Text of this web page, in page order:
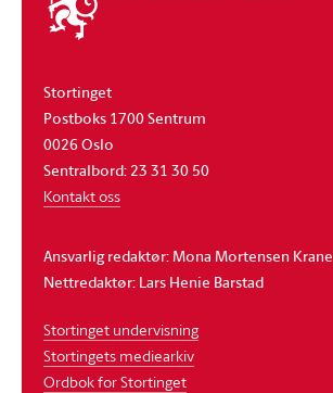
stortinget
Stortinget
Postboks 1700 Sentrum
0026 Oslo
Sentralbord: 23 31 30 50
Kontakt oss
Ansvarlig redaktør: Mona Mortensen Krane
Nettredaktør: Lars Henie Barstad
Stortinget undervisning
Stortingets mediearkiv
Ordbok for Stortinget